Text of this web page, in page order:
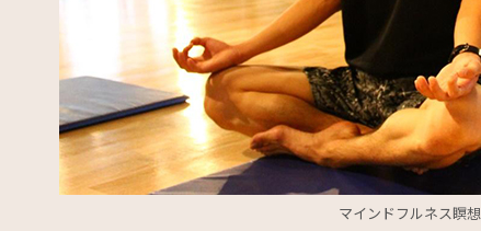
マインドフルネス瞑想